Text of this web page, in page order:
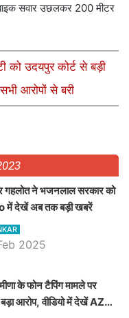
सवार उछलकर 200 मीटर
को उदयपुर कोर्ट से बड़ी
आरोपों से बरी
गहलोत ने भजनलाल सरकार को
में देखें अब तक बड़ी खबरें
2025
के फोन टैपिंग मामले पर
बड़ा आरोप, वीडियो में देखें AZ